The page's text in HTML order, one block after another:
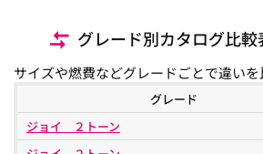
グレード別カタログ比較
サイズや燃費などグレードごとで違い
グレード
ジョイ ２トーン